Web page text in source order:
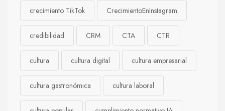
crecimiento TikTok CrecimientoEnInstagram
credibilidad CRM CTA CTR
cultura cultura digital cultura empresarial
cultura gastronómica cultura laboral